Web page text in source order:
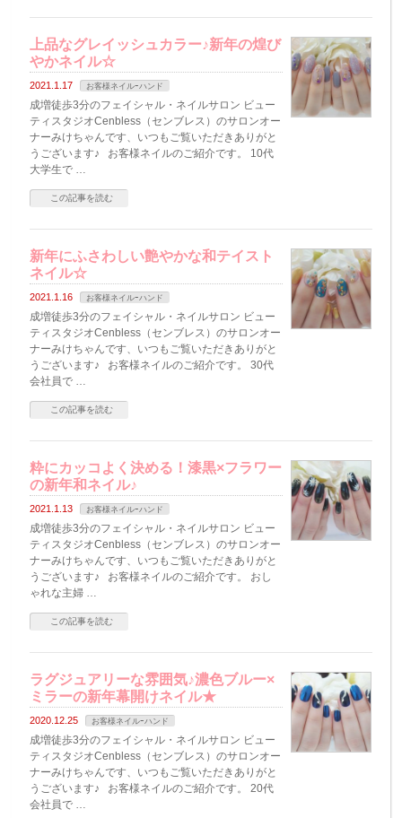
上品なグレイッシュカラー♪新年の煌び
やかネイル☆
2021.1.17 お客様ネイルｰハンド
成増徒歩3分のフェイシャル・ネイルサロン ビュー
ティスタジオCenbless（センブレス）のサロンオー
ナーみけちゃんです、いつもご覧いただきありがと
うございます♪ お客様ネイルのご紹介です。 10代
大学生で …
この記事を読む
新年にふさわしい艶やかな和テイスト
ネイル☆
2021.1.16 お客様ネイルｰハンド
成増徒歩3分のフェイシャル・ネイルサロン ビュー
ティスタジオCenbless（センブレス）のサロンオー
ナーみけちゃんです、いつもご覧いただきありがと
うございます♪ お客様ネイルのご紹介です。 30代
会社員で …
この記事を読む
粋にカッコよく決める！漆黒×フラワー
の新年和ネイル♪
2021.1.13 お客様ネイルｰハンド
成増徒歩3分のフェイシャル・ネイルサロン ビュー
ティスタジオCenbless（センブレス）のサロンオー
ナーみけちゃんです、いつもご覧いただきありがと
うございます♪ お客様ネイルのご紹介です。 おし
ゃれな主婦 …
この記事を読む
ラグジュアリーな雰囲気♪濃色ブルー×
ミラーの新年幕開けネイル★
2020.12.25 お客様ネイルｰハンド
成増徒歩3分のフェイシャル・ネイルサロン ビュー
ティスタジオCenbless（センブレス）のサロンオー
ナーみけちゃんです、いつもご覧いただきありがと
うございます♪ お客様ネイルのご紹介です。 20代
会社員で …